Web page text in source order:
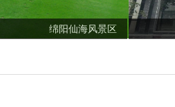
绵阳仙海风景区